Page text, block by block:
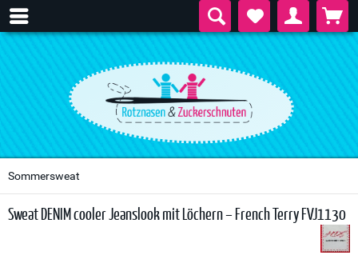
Sommersweat
Sweat DENIM cooler Jeanslook mit Löchern – French Terry FVJ1130